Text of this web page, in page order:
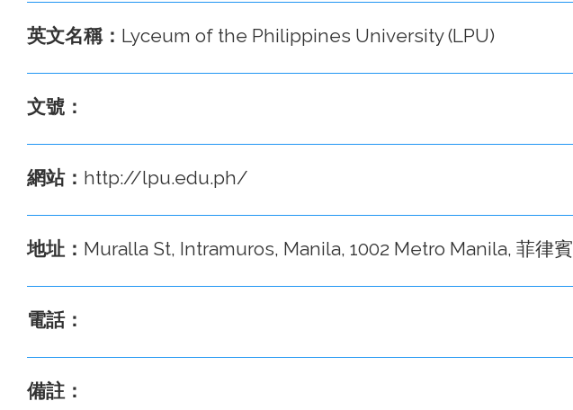
英文名稱： Lyceum of the Philippines University (LPU)
文號：
網站： http://lpu.edu.ph/
地址： Muralla St, Intramuros, Manila, 1002 Metro Manila, 菲律賓
電話：
備註：